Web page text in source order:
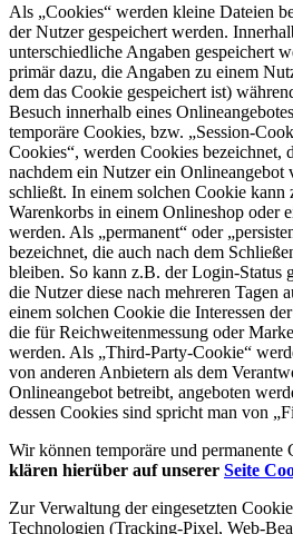
Als „Cookies“ werden kleine Dateien
der Nutzer gespeichert werden.
unterschiedliche Angaben gespeichert
primär dazu, die Angaben zu einem
dem das Cookie gespeichert ist)
Besuch innerhalb eines
temporäre Cookies, bzw. „Session-
Cookies“, werden Cookies bezeichnet,
nachdem ein Nutzer ein Onlineangebot
schließt. In einem solchen Cookie kann
Warenkorbs in einem Onlineshop oder
werden. Als „permanent“ oder
bezeichnet, die auch nach dem
bleiben. So kann z.B. der Login-Status
die Nutzer diese nach mehreren Tagen
einem solchen Cookie die Interessen
die für Reichweitenmessung oder
werden. Als „Third-Party-Cookie“
von anderen Anbietern als dem
Onlineangebot betreibt, angeboten
dessen Cookies sind spricht man von
Wir können temporäre und permanente
klären hierüber auf unserer Seite
Zur Verwaltung der eingesetzten
Technologien (Tracking-Pixel, Web-